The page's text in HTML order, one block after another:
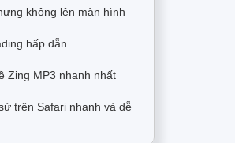
không lên màn hình
hấp dẫn
Zing MP3 nhanh nhất
trên Safari nhanh và dễ